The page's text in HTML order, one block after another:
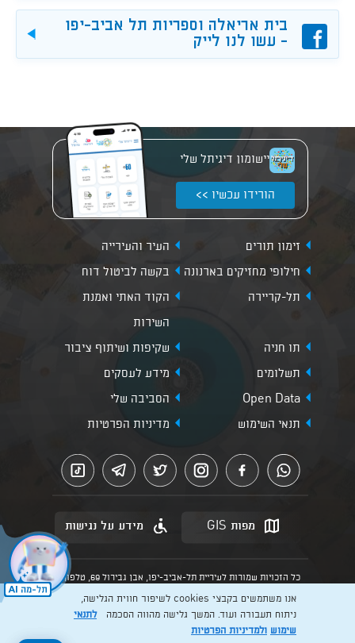
פייסבוקבית אריאלה וספריות תל אביב-יפו
- עשו לנו לייק
יישומון דיגיתל שלי
הורידו עכשיו >>
זימון תורים
העיר והעירייה
חילופי מחזיקים בארנונה
בקשה לביטול דוח
תל-קריירה
הקוד האתי ואמנת
השירות
תו חניה
שקיפות ושיתוף ציבור
תשלומים
מידע לעסקים
Open Data
הסביבה שלי
תנאי השימוש
מדיניות הפרטיות
מפות GIS מידע על נגישות
כל הזכויות שמורות לעיריית תל-אביב-יפו, אבן גבירול 69, טלפון:
הנוסח המחייב הוא זה הקבוע בהוראות הדין הרלוונטיות כפי שתהיינה
בתוקף מעת לעת
Created by: Layer. Digital studio
אנו משתמשים בקבצי cookies לשיפור חווית הגלישה,
ניתוח תעבורה ועוד. המשך גלישה מהווה הסכמהלתנאי
שימוש ולמדיניות הפרטיות